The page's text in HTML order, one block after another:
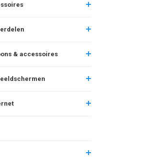
& accessoires